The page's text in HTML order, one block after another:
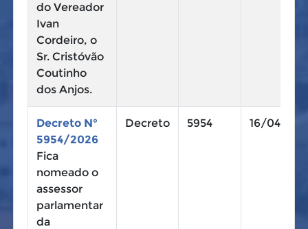
do Vereador
Ivan
Cordeiro, o
Sr. Cristóvão
Coutinho
dos Anjos.
Decreto N°
5954/2026
Fica
nomeado o
assessor
parlamentar
da
Decreto 5954 16/04/